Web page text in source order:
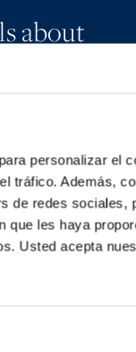
personalizar el
tráfico. Además,
de redes sociales,
que les haya
Usted acepta
about